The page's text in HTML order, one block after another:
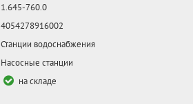
1.645-760.0
4054278916002
Станции водоснабжения
Насосные станции
на складе